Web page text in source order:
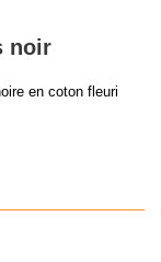
noir
en coton fleuri